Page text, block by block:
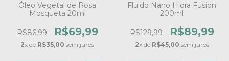
Óleo Vegetal de Rosa
Mosqueta 20ml
R$86,99 R$69,99
2x de R$35,00 sem juros
Fluido Nano Hidra Fusion
200ml
R$129,99 R$89,99
2x de R$45,00 sem juros